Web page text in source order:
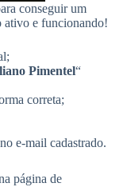
conseguir um
ativo e funcionando!
Pimentel“
correta;
e-mail cadastrado.
página de